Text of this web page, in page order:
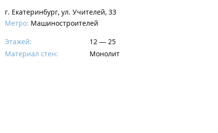
г. Екатеринбург, ул. Учителей, 33
Метро: Машиностроителей
Этажей:
12 — 25
Материал стен:
Монолит